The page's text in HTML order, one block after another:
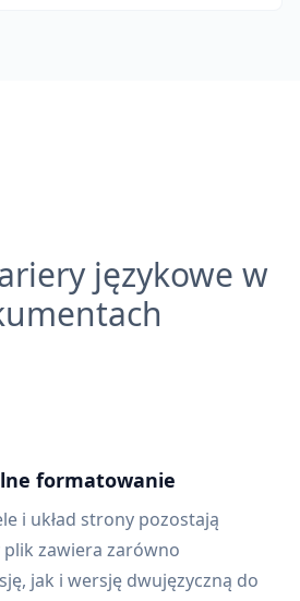
językowe w
formatowanie
i układ strony pozostają
zawiera zarówno
jak i wersję dwujęzyczną do